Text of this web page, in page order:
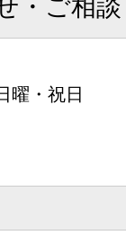
・ご相談
曜・祝日